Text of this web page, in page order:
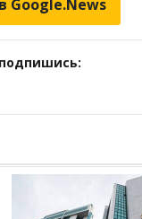
Google.News